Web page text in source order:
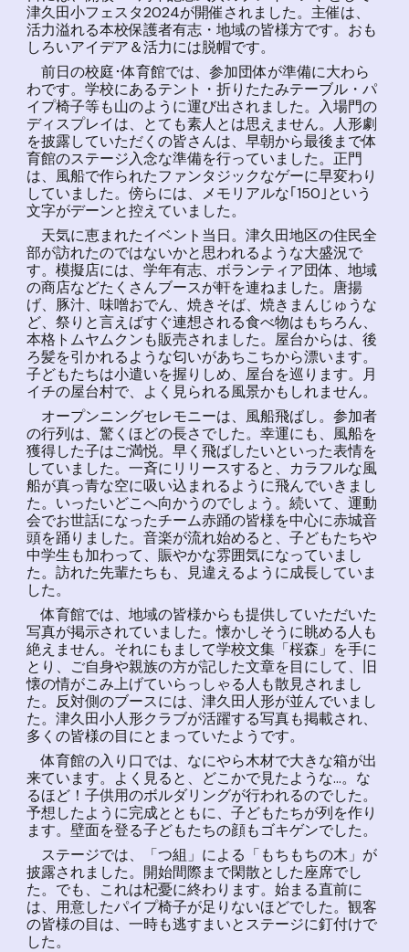
津久田小フェスタ2024が開催されました。主催は、
活力溢れる本校保護者有志・地域の皆様方です。おも
しろいアイデア＆活力には脱帽です。
前日の校庭･体育館では、参加団体が準備に大わら
わです。学校にあるテント・折りたたみテーブル・パ
イプ椅子等も山のように運び出されました。入場門の
ディスプレイは、とても素人とは思えません。人形劇
を披露していただくの皆さんは、早朝から最後まで体
育館のステージ入念な準備を行っていました。正門
は、風船で作られたファンタジックなゲーに早変わり
していました。傍らには、メモリアルな｢150｣という
文字がデーンと控えていました。
天気に恵まれたイベント当日。津久田地区の住民全
部が訪れたのではないかと思われるような大盛況で
す。模擬店には、学年有志、ボランティア団体、地域
の商店などたくさんブースが軒を連ねました。唐揚
げ、豚汁、味噌おでん、焼きそば、焼きまんじゅうな
ど、祭りと言えばすぐ連想される食べ物はもちろん、
本格トムヤムクンも販売されました。屋台からは、後
ろ髪を引かれるような匂いがあちこちから漂います。
子どもたちは小遣いを握りしめ、屋台を巡ります。月
イチの屋台村で、よく見られる風景かもしれません。
オープンニングセレモニーは、風船飛ばし。参加者
の行列は、驚くほどの長さでした。幸運にも、風船を
獲得した子はご満悦。早く飛ばしたいといった表情を
していました。一斉にリリースすると、カラフルな風
船が真っ青な空に吸い込まれるように飛んでいきまし
た。いったいどこへ向かうのでしょう。続いて、運動
会でお世話になったチーム赤踊の皆様を中心に赤城音
頭を踊りました。音楽が流れ始めると、子どもたちや
中学生も加わって、賑やかな雰囲気になっていまし
た。訪れた先輩たちも、見違えるように成長していま
した。
体育館では、地域の皆様からも提供していただいた
写真が掲示されていました。懐かしそうに眺める人も
絶えません。それにもまして学校文集「桜森」を手に
とり、ご自身や親族の方が記した文章を目にして、旧
懐の情がこみ上げていらっしゃる人も散見されまし
た。反対側のブースには、津久田人形が並んでいまし
た。津久田小人形クラブが活躍する写真も掲載され、
多くの皆様の目にとまっていたようです。
体育館の入り口では、なにやら木材で大きな箱が出
来ています。よく見ると、どこかで見たような…。な
るほど！子供用のボルダリングが行われるのでした。
予想したように完成とともに、子どもたちが列を作り
ます。壁面を登る子どもたちの顔もゴキゲンでした。
ステージでは、「つ組」による「もちもちの木」が
披露されました。開始間際まで閑散とした座席でし
た。でも、これは杞憂に終わります。始まる直前に
は、用意したパイプ椅子が足りないほどでした。観客
の皆様の目は、一時も逃すまいとステージに釘付けで
した。